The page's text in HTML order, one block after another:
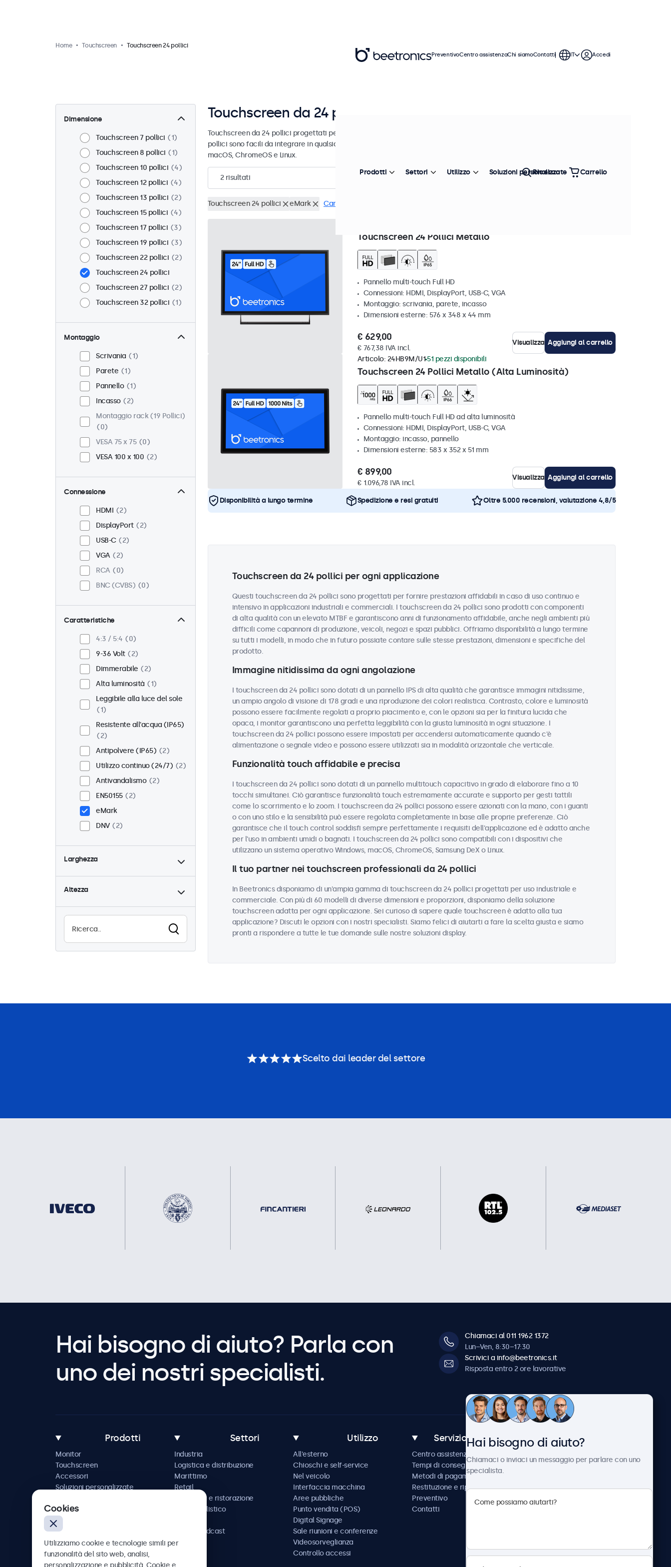
Home Touchscreen Touchscreen 24 pollici
Dimensione
Touchscreen 7 pollici
1
Touchscreen 8 pollici
1
Touchscreen 10 pollici
4
Touchscreen 12 pollici
4
Touchscreen 13 pollici
2
Touchscreen 15 pollici
4
Touchscreen 17 pollici
3
Touchscreen 19 pollici
3
Touchscreen 22 pollici
2
Touchscreen 24 pollici
Touchscreen 27 pollici
2
Touchscreen 32 pollici
1
Montaggio
Scrivania
1
Parete
1
Pannello
1
Incasso
2
Montaggio rack (19 Pollici)
0
VESA 75 x 75
0
VESA 100 x 100
2
Connessione
HDMI
2
DisplayPort
2
USB-C
2
VGA
2
RCA
0
BNC (CVBS)
0
Caratteristiche
4:3 / 5:4
0
9-36 Volt
2
Dimmerabile
2
Alta luminosità
1
Leggibile alla luce del sole
1
Resistente all'acqua (IP65)
2
Antipolvere (IP65)
2
Utilizzo continuo (24/7)
2
Antivandalismo
2
EN50155
2
eMark
DNV
2
Larghezza
Altezza
Touchscreen da 24 pollici
Touchscreen da 24 pollici progettati per uso professionale e uso continuo. Questi monitor touchscreen da 24
pollici sono facili da integrare in qualsiasi contesto e sono compatibili con i sistemi operativi Windows,
macOS, ChromeOS e Linux.
2risultati Più venduto
Touchscreen 24 pollici eMark Cancella i filtri
Touchscreen 24 Pollici Metallo
Pannello multi-touch Full HD
Connessioni: HDMI, DisplayPort, USB-C, VGA
Montaggio: scrivania, parete, incasso
Dimensioni esterne: 576 x 348 x 44 mm
€ 629,00
€ 767,38 IVA incl.
Visualizza Aggiungi al carrello
Touchscreen 24 Pollici Metallo (Alta Luminosità)
Articolo: 24HB9M/U1 51 pezzi disponibili
Pannello multi-touch Full HD ad alta luminosità
Connessioni: HDMI, DisplayPort, USB-C, VGA
Montaggio: incasso, pannello
Dimensioni esterne: 583 x 352 x 51 mm
€ 899,00
€ 1.096,78 IVA incl.
Visualizza Aggiungi al carrello
Disponibilità a lungo termine Spedizione e resi gratuiti Oltre 5.000 recensioni, valutazione 4,8/5
Touchscreen da 24 pollici per ogni applicazione
Questi touchscreen da 24 pollici sono progettati per fornire prestazioni affidabili in caso di uso continuo e
intensivo in applicazioni industriali e commerciali. I touchscreen da 24 pollici sono prodotti con componenti
di alta qualità con un elevato MTBF e garantiscono anni di funzionamento affidabile, anche negli ambienti più
difficili come capannoni di produzione, veicoli, negozi e spazi pubblici. Offriamo disponibilità a lungo termine
su tutti i modelli, in modo che in futuro possiate contare sulle stesse prestazioni, dimensioni e specifiche del
prodotto.
Immagine nitidissima da ogni angolazione
I touchscreen da 24 pollici sono dotati di un pannello IPS di alta qualità che garantisce immagini nitidissime,
un ampio angolo di visione di 178 gradi e una riproduzione dei colori realistica. Contrasto, colore e luminosità
possono essere facilmente regolati a proprio piacimento e, con le opzioni sia per la finitura lucida che
opaca, i monitor garantiscono una perfetta leggibilità con la giusta luminosità in ogni situazione. I
touchscreen da 24 pollici possono essere impostati per accendersi automaticamente quando c'è
alimentazione o segnale video e possono essere utilizzati sia in modalità orizzontale che verticale.
Funzionalità touch affidabile e precisa
I touchscreen da 24 pollici sono dotati di un pannello multitouch capacitivo in grado di elaborare fino a 10
tocchi simultanei. Ciò garantisce funzionalità touch estremamente accurate e supporto per gesti tattili
come lo scorrimento e lo zoom. I touchscreen da 24 pollici possono essere azionati con la mano, con i guanti
o con uno stilo e la sensibilità può essere regolata completamente in base alle proprie preferenze. Ciò
garantisce che il touch control soddisfi sempre perfettamente i requisiti dell'applicazione ed è adatto anche
per l'uso in ambienti umidi o bagnati. I touchscreen da 24 pollici sono compatibili con i dispositivi che
utilizzano un sistema operativo Windows, macOS, ChromeOS, Samsung DeX o Linux.
Il tuo partner nei touchscreen professionali da 24 pollici
In Beetronics disponiamo di un'ampia gamma di touchscreen da 24 pollici progettati per uso industriale e
commerciale. Con più di 60 modelli di diverse dimensioni e proporzioni, disponiamo della soluzione
touchscreen adatta per ogni applicazione. Sei curioso di sapere quale touchscreen è adatto alla tua
applicazione? Discuti le opzioni con i nostri specialisti. Siamo felici di aiutarti a fare la scelta giusta e siamo
pronti a rispondere a tutte le tue domande sulle nostre soluzioni display.
PreventivoCentro assistenzaChi siamoContatti IT Accedi
Prodotti Settori Utilizzo Soluzioni personalizzate
Ricerca Carrello
Scelto dai leader del settore
Hai bisogno di aiuto? Parla con
uno dei nostri specialisti.
Chiamaci al 011 1962 1372
Lun–Ven, 8:30–17:30
Scrivici a info@beetronics.it
Risposta entro 2 ore lavorative
Prodotti
Monitor
Touchscreen
Accessori
Soluzioni personalizzate
Settori
Industria
Logistica e distribuzione
Marittimo
Retail
Ospitalità e ristorazione
Automobilistico
AV e broadcast
Sanità
Utilizzo
All'esterno
Chioschi e self-service
Nel veicolo
Interfaccia macchina
Aree pubbliche
Punto vendita (POS)
Digital Signage
Sale riunioni e conferenze
Videosorveglianza
Controllo accessi
Servizio Clienti
Centro assistenza
Tempi di consegna
Metodi di pagamento
Restituzione e riparazione
Preventivo
Contatti
Chi siamo
Notizie e aggiornamenti
Beetronics
Lavora con noi
Hai bisogno di aiuto?
Chiamaci o inviaci un messaggio per parlare con uno
specialista.
Cookies
Utilizziamo cookie e tecnologie simili per
funzionalità del sito web, analisi,
personalizzazione e pubblicità. Cookie e